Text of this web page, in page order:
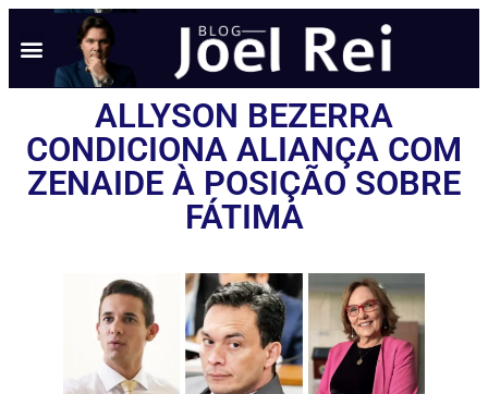
ALLYSON BEZERRA
CONDICIONA ALIANÇA COM
ZENAIDE À POSIÇÃO SOBRE
FÁTIMA